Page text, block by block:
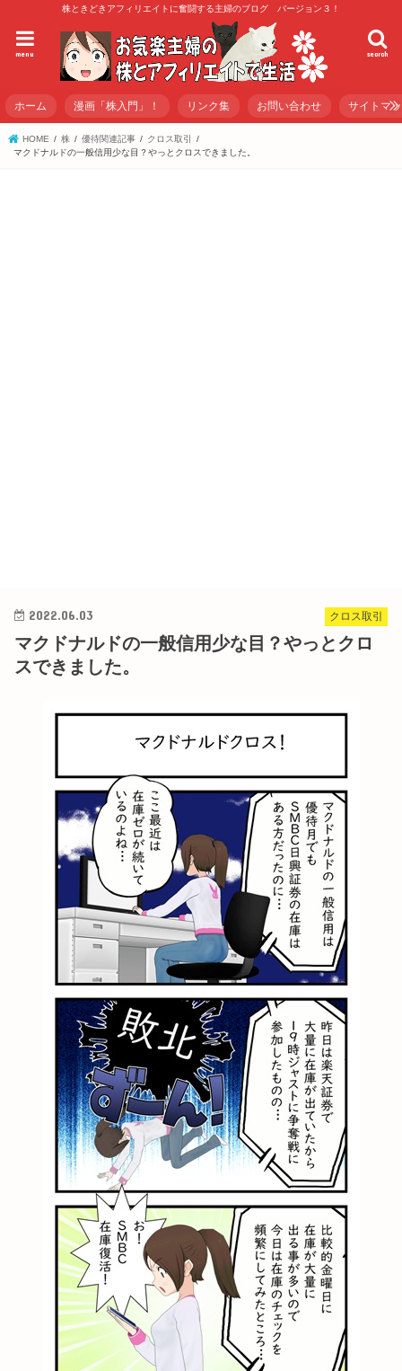
株ときどきアフィリエイトに奮闘する主婦のブログ バージョン３！
search
menu
ホーム 漫画「株入門」！ リンク集 お問い合わせ サイトマ
HOME 株 優待関連記事
クロス取引
マクドナルドの一般信用少な目？やっとクロスできました。
クロス取引
2022.06.03
マクドナルドの一般信用少な目？やっとクロ
スできました。